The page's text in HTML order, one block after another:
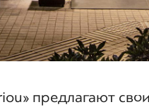
предлагают